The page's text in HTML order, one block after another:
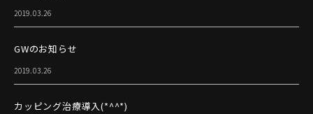
2019.03.26
GWのお知らせ
2019.03.26
カッピング治療導入(*^^*)